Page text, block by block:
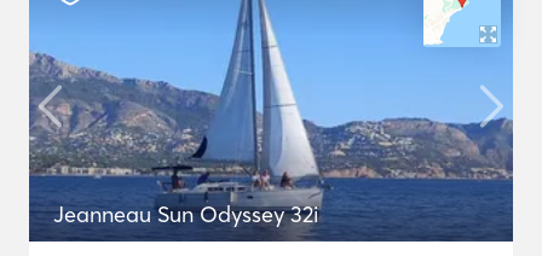
Jeanneau Sun Odyssey 32i